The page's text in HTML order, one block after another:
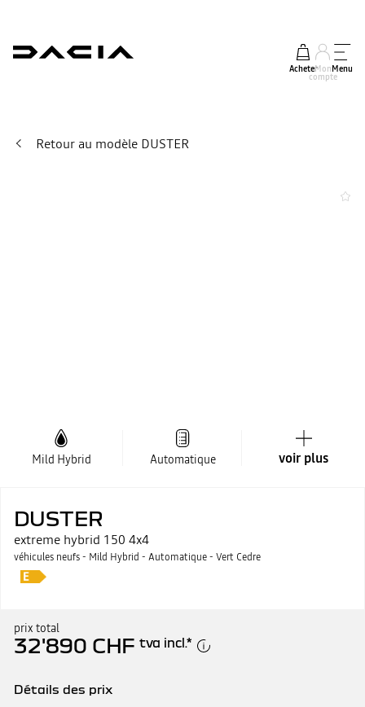
AcheterMon
compte
Menu
Retour au modèle DUSTER
Mild Hybrid Automatique voir plus
DUSTER
extreme hybrid 150 4x4
véhicules neufs - Mild Hybrid - Automatique - Vert Cedre
prix total
32'890 CHF tva incl.*
Détails des prix